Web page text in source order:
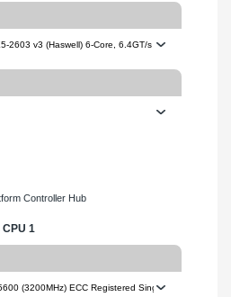
Controller Hub
1